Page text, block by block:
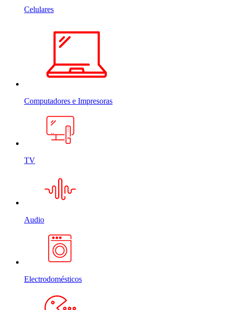
Celulares
Computadores e Impresoras
TV
Audio
Electrodomésticos